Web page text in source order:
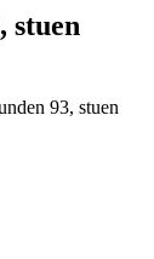
stuen
93, stuen